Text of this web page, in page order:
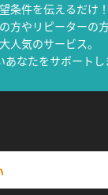
条件を伝えるだけ！
方やリピーターの
大人気のサービス。
あなたをサポートし